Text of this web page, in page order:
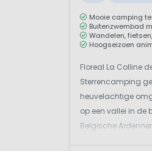
Mooie camping
Buitenzwembad
Wandelen,
Hoogseizoen
Floreal La Colline
Sterrencamping
heuvelachtige
op een vallei in de
Belgische